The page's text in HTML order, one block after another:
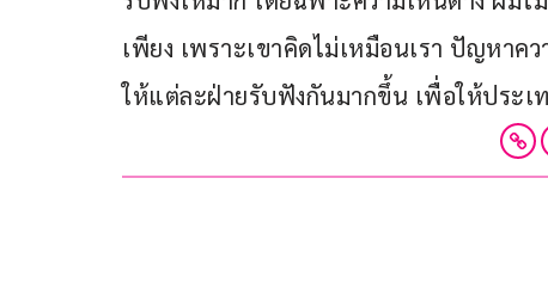
เพียง เพราะเขาคิดไม่เหมือนเรา ปัญหา
ให้แต่ละฝ่ายรับฟังกันมากขึ้น เพื่อให้ประเ